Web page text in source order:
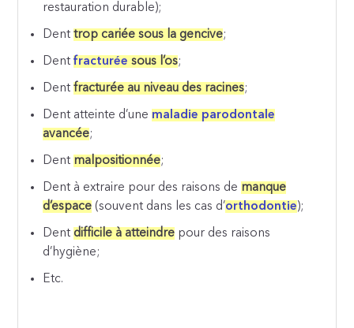
restauration durable);
Denttrop cariée sous la gencive;
Dentfracturée sous l’os;
Dentfracturée au niveau des racines;
Dent atteinte d’une maladie parodontale
avancée;
Dent malpositionnée;
Dent à extraire pour des raisons de manque
d’espace (souvent dans les cas d’orthodontie);
Dentdifficile à atteindre pour des raisons
d’hygiène;
Etc.